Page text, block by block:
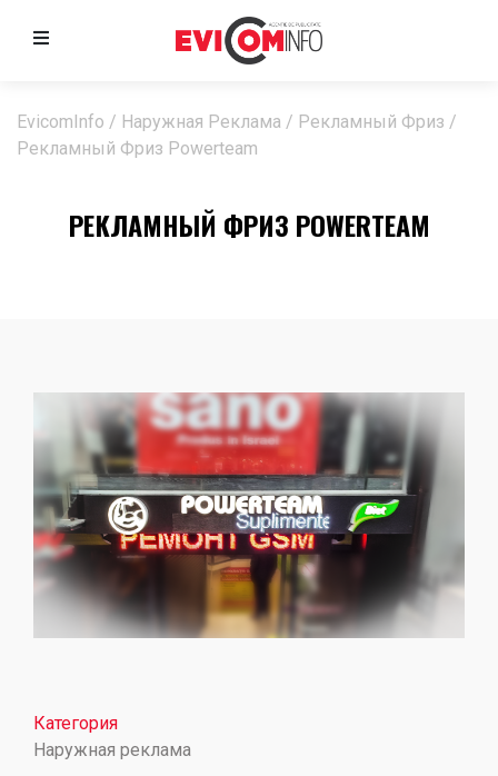
EvicomInfo / Наружная Реклама / Рекламный Фриз /
Рекламный Фриз Powerteam
РЕКЛАМНЫЙ ФРИЗ POWERTEAM
Категория
Наружная реклама